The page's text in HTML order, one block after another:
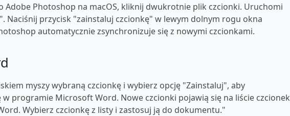
Adobe Photoshop na macOS, kliknij dwukrotnie plik czcionki. Uruchomi
Naciśnij przycisk "zainstaluj czcionkę" w lewym dolnym rogu okna
automatycznie zsynchronizuje się z nowymi czcionkami.
myszy wybraną czcionkę i wybierz opcję "Zainstaluj", aby
programie Microsoft Word. Nowe czcionki pojawią się na liście czcionek
Wybierz czcionkę z listy i zastosuj ją do dokumentu."